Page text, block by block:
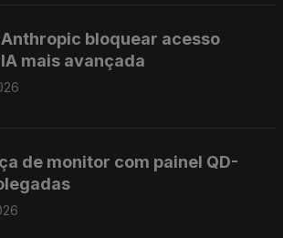
Anthropic bloquear acesso
mais avançada
de monitor com painel QD-